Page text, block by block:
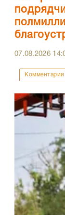
07.08.2026
Комментарии